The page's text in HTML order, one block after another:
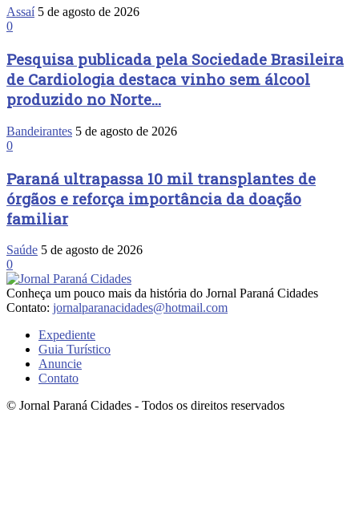
Assaí 5 de agosto de 2026
0
Pesquisa publicada pela Sociedade Brasileira
de Cardiologia destaca vinho sem álcool
produzido no Norte...
Bandeirantes 5 de agosto de 2026
0
Paraná ultrapassa 10 mil transplantes de
órgãos e reforça importância da doação
familiar
Saúde 5 de agosto de 2026
0
Conheça um pouco mais da história do Jornal Paraná Cidades
Contato: jornalparanacidades@hotmail.com
Expediente
Guia Turístico
Anuncie
Contato
© Jornal Paraná Cidades - Todos os direitos reservados